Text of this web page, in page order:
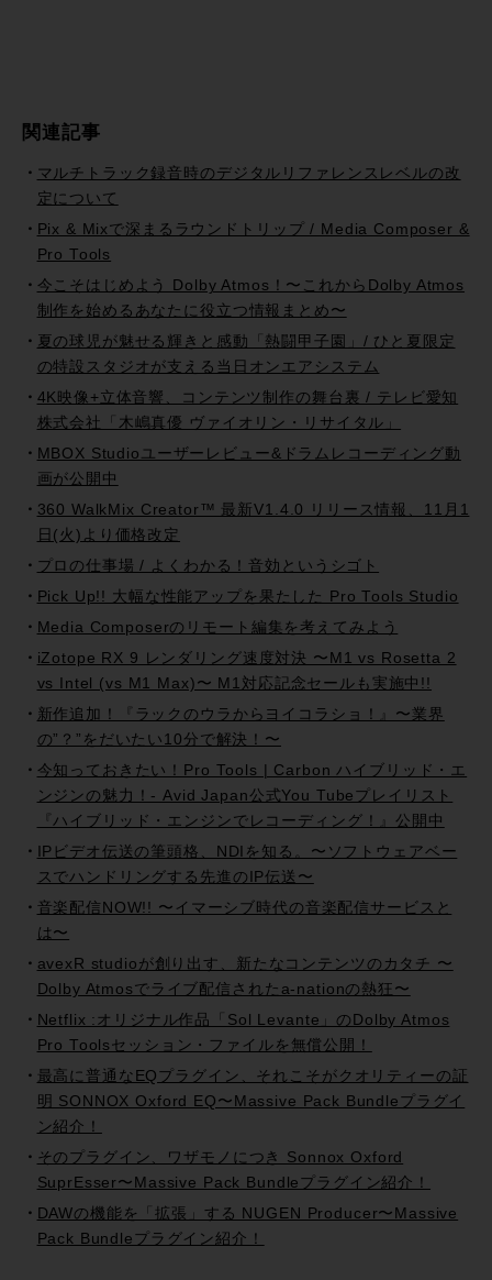
関連記事
マルチトラック録音時のデジタルリファレンスレベルの改
定について
Pix & Mixで深まるラウンドトリップ / Media Composer &
Pro Tools
今こそはじめよう Dolby Atmos！〜これからDolby Atmos
制作を始めるあなたに役立つ情報まとめ〜
夏の球児が魅せる輝きと感動「熱闘甲子園」/ ひと夏限定
の特設スタジオが支える当日オンエアシステム
4K映像+立体音響、コンテンツ制作の舞台裏 / テレビ愛知
株式会社「木嶋真優 ヴァイオリン・リサイタル」
MBOX Studioユーザーレビュー&ドラムレコーディング動
画が公開中
360 WalkMix Creator™ 最新V1.4.0 リリース情報、11月1
日(火)より価格改定
プロの仕事場 / よくわかる！音効というシゴト
Pick Up!! 大幅な性能アップを果たした Pro Tools Studio
Media Composerのリモート編集を考えてみよう
iZotope RX 9 レンダリング速度対決 〜M1 vs Rosetta 2
vs Intel (vs M1 Max)〜 M1対応記念セールも実施中!!
新作追加！『ラックのウラからヨイコラショ！』〜業界
の”？”をだいたい10分で解決！〜
今知っておきたい！Pro Tools | Carbon ハイブリッド・エ
ンジンの魅力！- Avid Japan公式You Tubeプレイリスト
『ハイブリッド・エンジンでレコーディング！』公開中
IPビデオ伝送の筆頭格、NDIを知る。〜ソフトウェアベー
スでハンドリングする先進のIP伝送〜
音楽配信NOW!! 〜イマーシブ時代の音楽配信サービスと
は〜
avexR studioが創り出す、新たなコンテンツのカタチ 〜
Dolby Atmosでライブ配信されたa-nationの熱狂〜
Netflix :オリジナル作品「Sol Levante」のDolby Atmos
Pro Toolsセッション・ファイルを無償公開！
最高に普通なEQプラグイン、それこそがクオリティーの証
明 SONNOX Oxford EQ〜Massive Pack Bundleプラグイ
ン紹介！
そのプラグイン、ワザモノにつき Sonnox Oxford
SuprEsser〜Massive Pack Bundleプラグイン紹介！
DAWの機能を「拡張」する NUGEN Producer〜Massive
Pack Bundleプラグイン紹介！